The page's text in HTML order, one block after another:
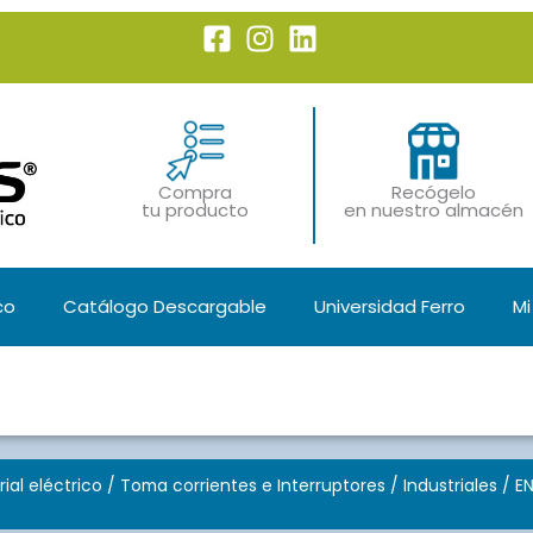
Compra
tu producto
Recógelo
en nuestro almacén
Catálogo Descargable Universidad Ferro
eléctrico / Toma corrientes e Interruptores / Industriales /